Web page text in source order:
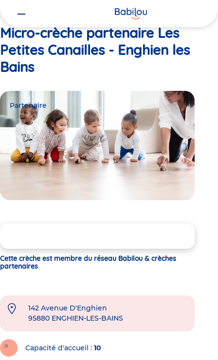
Micro-crèche partenaire Les
Petites Canailles - Enghien les
Bains
Partenaire
Cette crèche est membre du réseau Babilou & crèches
partenaires
142 Avenue D'Enghien
95880 ENGHIEN-LES-BAINS
Capacité d'accueil 10